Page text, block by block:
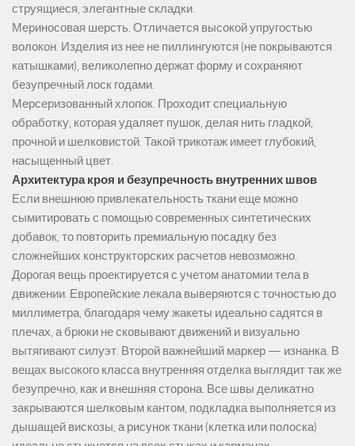
струящиеся, элегантные складки.
Мериносовая шерсть. Отличается высокой упругостью
волокон. Изделия из нее не пиллингуются (не покрываются
катышками), великолепно держат форму и сохраняют
безупречный лоск годами.
Мерсеризованный хлопок. Проходит специальную
обработку, которая удаляет пушок, делая нить гладкой,
прочной и шелковистой. Такой трикотаж имеет глубокий,
насыщенный цвет.
Архитектура кроя и безупречность внутренних швов
Если внешнюю привлекательность ткани еще можно
сымитировать с помощью современных синтетических
добавок, то повторить премиальную посадку без
сложнейших конструкторских расчетов невозможно.
Дорогая вещь проектируется с учетом анатомии тела в
движении. Европейские лекала выверяются с точностью до
миллиметра, благодаря чему жакеты идеально садятся в
плечах, а брюки не сковывают движений и визуально
вытягивают силуэт. Второй важнейший маркер — изнанка. В
вещах высокого класса внутренняя отделка выглядит так же
безупречно, как и внешняя сторона. Все швы деликатно
закрываются шелковым кантом, подкладка выполняется из
дышащей вискозы, а рисунок ткани (клетка или полоска)